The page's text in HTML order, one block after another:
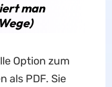
man
Option zum
als PDF. Sie